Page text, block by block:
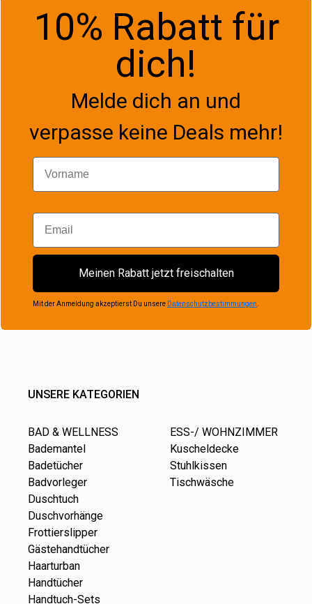
10% Rabatt für
dich!
Melde dich an und
verpasse keine Deals mehr!
Vorname
Email
Meinen Rabatt jetzt freischalten
Mit der Anmeldung akzeptierst Du unsere Datenschutzbestimmungen
UNSERE KATEGORIEN
BAD & WELLNESS
Bademantel
Badetücher
Badvorleger
Duschtuch
Duschvorhänge
Frottierslipper
Gästehandtücher
Haarturban
Handtücher
Handtuch-Sets
ESS-/ WOHNZIMMER
Kuscheldecke
Stuhlkissen
Tischwäsche